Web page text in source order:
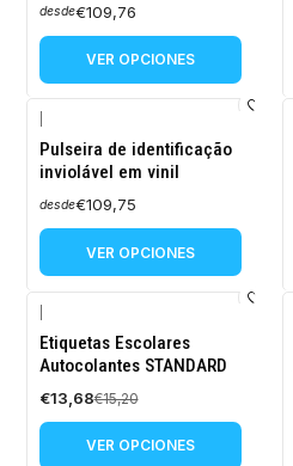
desde€109,76
VER OPCIONES
Pulseira de identificação
inviolável em vinil
desde€109,75
VER OPCIONES
-10%
OFF
Etiquetas Escolares
Autocolantes STANDARD
€13,68€15,20
VER OPCIONES